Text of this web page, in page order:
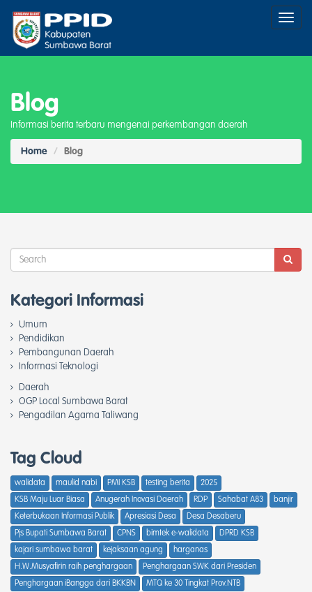
Toggle
Blog
Informasi berita terbaru mengenai perkembangan daerah
Home Blog
Kategori Informasi
Umum
Pendidikan
Pembangunan Daerah
Informasi Teknologi
Daerah
OGP Local Sumbawa Barat
Pengadilan Agama Taliwang
Tag Cloud
walidata maulid nabi PMI KSB testing berita
2025
KSB Maju Luar Biasa
Anugerah Inovasi Daerah RDP Sahabat A83
banjir
Keterbukaan Informasi Publik
Apresiasi Desa
Desa Desaberu
Pjs Bupati Sumbawa Barat
CPNS bimtek e-walidata
DPRD KSB
kajari sumbawa barat
kejaksaan agung
harganas
H.W.Musyafirin raih penghargaan
Penghargaan SWK dari Presiden
Penghargaan iBangga dari BKKBN
MTQ ke 30 Tingkat Prov.NTB